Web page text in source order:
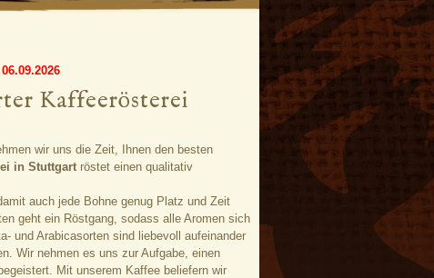
Kaffeerösterei
wir uns die Zeit, Ihnen den besten
in Stuttgart röstet einen qualitativ
auch jede Bohne genug Platz und Zeit
geht ein Röstgang, sodass alle Aromen sich
und Arabicasorten sind liebevoll aufeinander
Wir nehmen es uns zur Aufgabe, einen
Mit unserem Kaffee beliefern wir